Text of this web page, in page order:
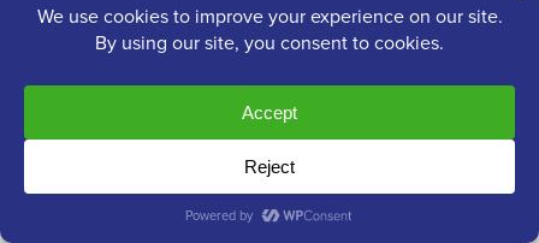
Prioriser par intention– les mots-clés
informationnels (« comment faire »), commerciaux
(« meilleurs outils ») et transactionnels (« acheter »)
nécessitent chacun des types de pages différents.
Concentrez-vous sur les mots-clés pour lesquels
les chercheurs ont besoin de visiter un site Web
pour obtenir leur réponse.